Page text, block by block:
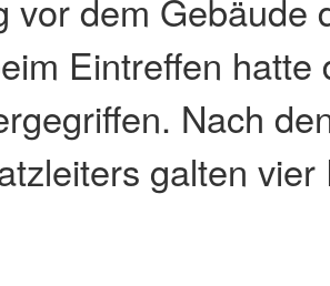
vor dem Gebäude
Eintreffen
Nach
galten